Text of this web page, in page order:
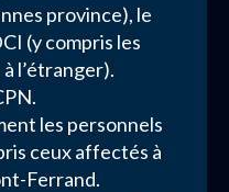
province), le
(y compris les
l’étranger).
les personnels
ceux affectés à
Ferrand.